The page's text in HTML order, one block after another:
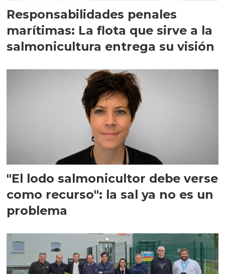
Responsabilidades penales
marítimas: La flota que sirve a la
salmonicultura entrega su visión
"El lodo salmonicultor debe verse
como recurso": la sal ya no es un
problema